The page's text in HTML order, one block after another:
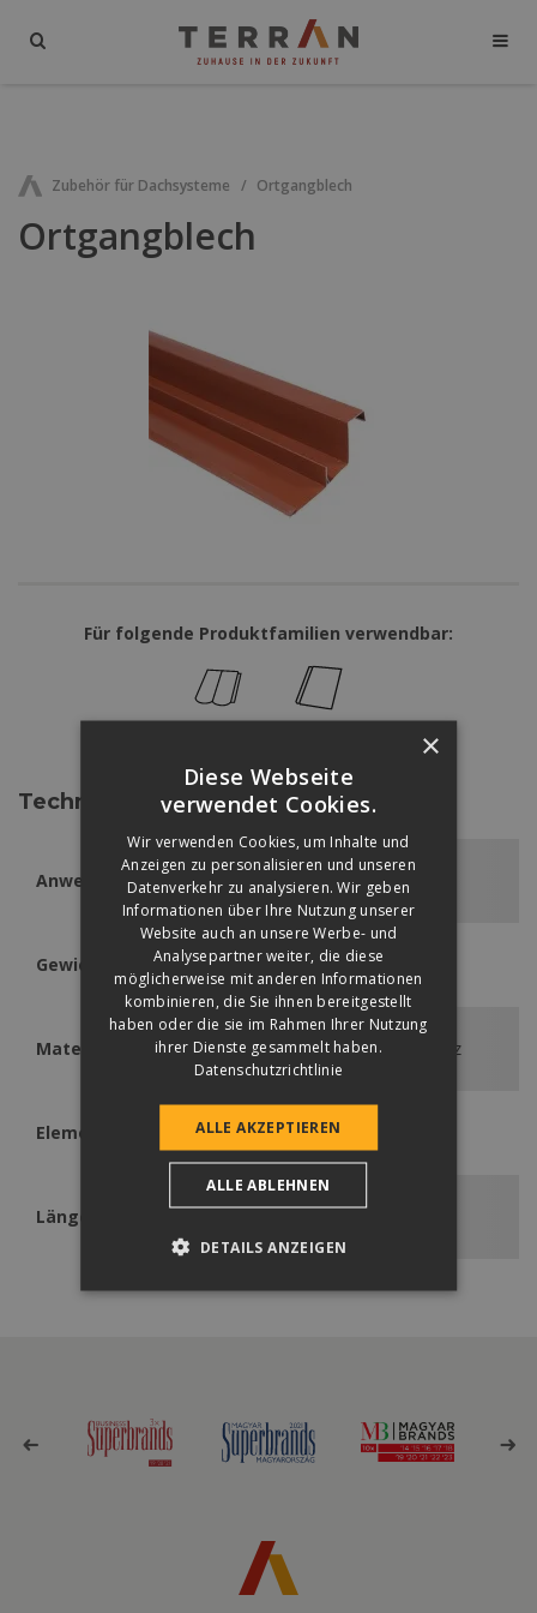
Zubehör für Dachsysteme Ortgangblech
Ortgangblech
Für folgende Produktfamilien verwendbar:
Technische Daten
Anwendbar Rundo, Zenit Max
Gewicht 2,2 kg/db
Material 0,55 mm vastag acéllemez
Elementenbedarf 1 db/ 1,8 oromszegély fm
Länge
×
Diese Webseite
verwendet Cookies.
Wir verwenden Cookies, um Inhalte und
Anzeigen zu personalisieren und unseren
Datenverkehr zu analysieren. Wir geben
Informationen über Ihre Nutzung unserer
Website auch an unsere Werbe- und
Analysepartner weiter, die diese
möglicherweise mit anderen Informationen
kombinieren, die Sie ihnen bereitgestellt
haben oder die sie im Rahmen Ihrer Nutzung
ihrer Dienste gesammelt haben.
Datenschutzrichtlinie
ALLE AKZEPTIEREN
ALLE ABLEHNEN
DETAILS ANZEIGEN